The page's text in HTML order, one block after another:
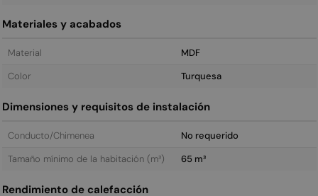
Materiales y acabados
Material
MDF
Color
Turquesa
Dimensiones y requisitos de instalación
Conducto/Chimenea
No requerido
Tamaño mínimo de la habitación (m³)
65 m³
Rendimiento de calefacción